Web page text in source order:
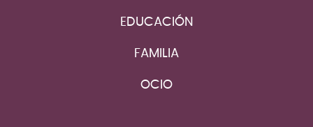
EDUCACIÓN
FAMILIA
OCIO